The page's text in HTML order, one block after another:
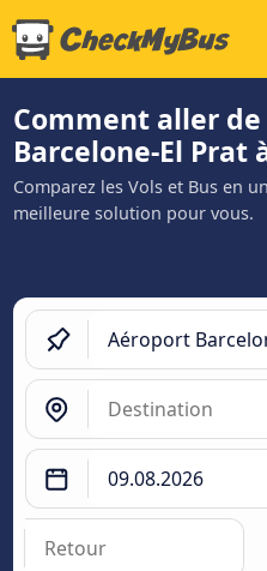
Comment aller
Barcelone-El Prat
Comparez les Vols et Bus en
meilleure solution pour vous.